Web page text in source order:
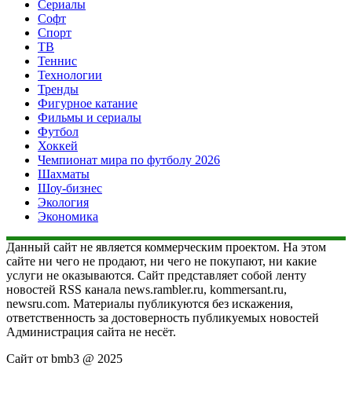
Сериалы
Софт
Спорт
ТВ
Теннис
Технологии
Тренды
Фигурное катание
Фильмы и сериалы
Футбол
Хоккей
Чемпионат мира по футболу 2026
Шахматы
Шоу-бизнес
Экология
Экономика
Данный сайт не является коммерческим проектом. На этом
сайте ни чего не продают, ни чего не покупают, ни какие
услуги не оказываются. Сайт представляет собой ленту
новостей RSS канала news.rambler.ru, kommersant.ru,
newsru.com. Материалы публикуются без искажения,
ответственность за достоверность публикуемых новостей
Администрация сайта не несёт.
Сайт от bmb3 @ 2025